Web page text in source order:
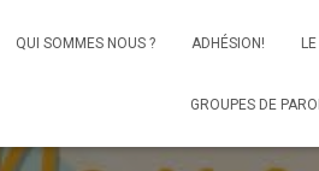
QUI SOMMES NOUS ? ADHÉSION!
GROUPES DE